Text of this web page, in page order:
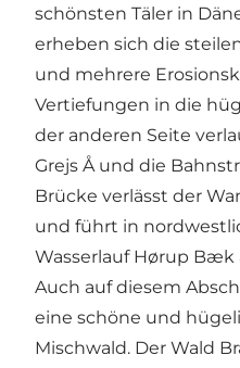
schönsten Täler in
erheben sich die
und mehrere
Vertiefungen in die
der anderen Seite
Grejs Å und die
Brücke verlässt der
und führt in
Wasserlauf Hørup Bæk
Auch auf diesem
eine schöne und
Mischwald. Der Wald